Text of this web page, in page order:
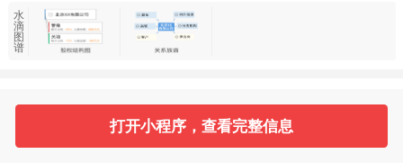
水
滴
图
谱
基本信息 收起
打开小程序，查看完整信息